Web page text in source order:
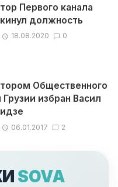
Первого канала
должность
18.08.2020 0
Общественного
избран Васил
06.01.2017 2
SOVA